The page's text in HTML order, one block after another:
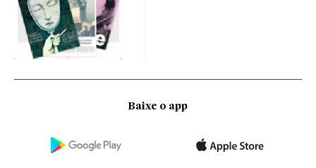
Baixe o app